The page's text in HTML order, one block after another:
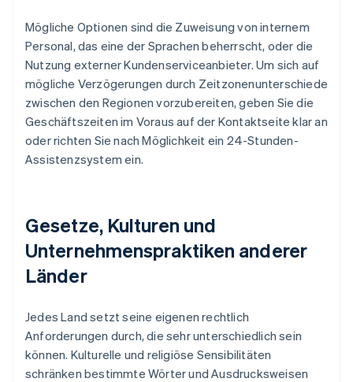
Mögliche Optionen sind die Zuweisung von internem
Personal, das eine der Sprachen beherrscht, oder die
Nutzung externer Kundenserviceanbieter. Um sich auf
mögliche Verzögerungen durch Zeitzonenunterschiede
zwischen den Regionen vorzubereiten, geben Sie die
Geschäftszeiten im Voraus auf der Kontaktseite klar an
oder richten Sie nach Möglichkeit ein 24-Stunden-
Assistenzsystem ein.
Gesetze, Kulturen und
Unternehmenspraktiken anderer
Länder
Jedes Land setzt seine eigenen rechtlich
Anforderungen durch, die sehr unterschiedlich sein
können. Kulturelle und religiöse Sensibilitäten
schränken bestimmte Wörter und Ausdrucksweisen